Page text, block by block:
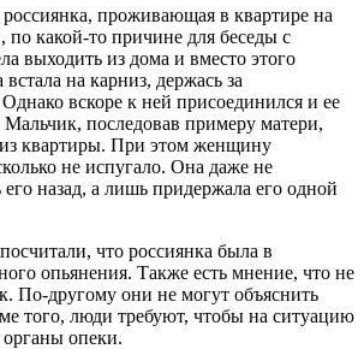
россиянка, проживающая в квартире на
какой-то причине для беседы с
выходить из дома и вместо этого
на карниз, держась за
вскоре к ней присоединился и ее
последовав примеру матери,
квартиры. При этом женщину
не испугало. Она даже не
назад, а лишь придержала его одной
что россиянка была в
опьянения. Также есть мнение, что не
По-другому они не могут объяснить
того, люди требуют, чтобы на ситуацию
опеки.